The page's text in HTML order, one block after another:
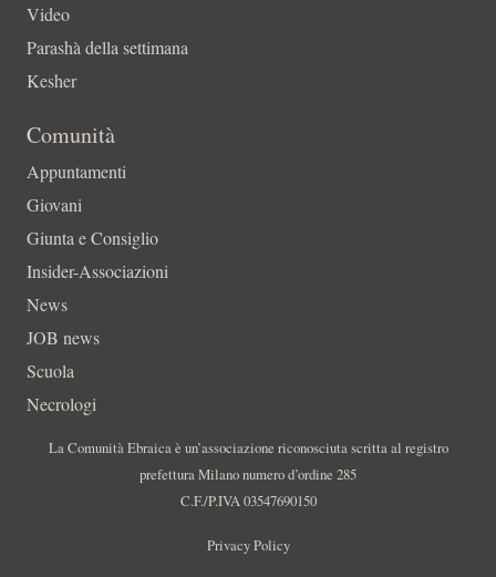
Video
Parashà della settimana
Kesher
Comunità
Appuntamenti
Giovani
Giunta e Consiglio
Insider-Associazioni
News
JOB news
Scuola
Necrologi
La Comunità Ebraica è un’associazione riconosciuta scritta al registro
prefettura Milano numero d’ordine 285
C.F./P.IVA 03547690150
Privacy Policy